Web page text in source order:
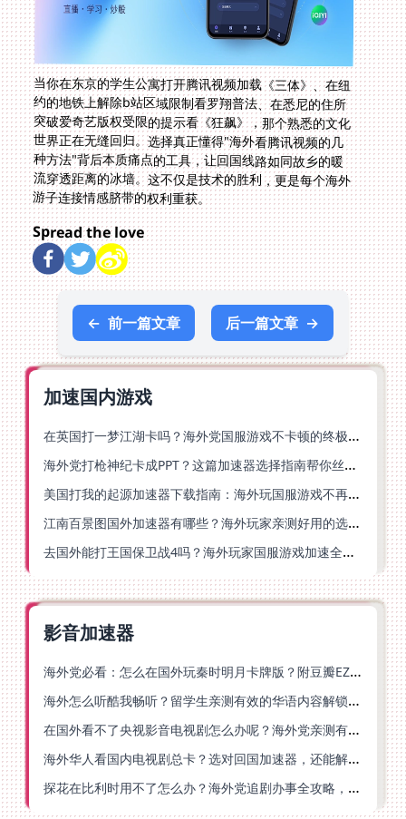
当你在东京的学生公寓打开腾讯视频加载《三体》、在纽
约的地铁上解除b站区域限制看罗翔普法、在悉尼的住所
突破爱奇艺版权受限的提示看《狂飙》，那个熟悉的文化
世界正在无缝回归。选择真正懂得"海外看腾讯视频的几
种方法"背后本质痛点的工具，让回国线路如同故乡的暖
流穿透距离的冰墙。这不仅是技术的胜利，更是每个海外
游子连接情感脐带的权利重获。
Spread the love
← 前一篇文章 后一篇文章 →
加速国内游戏
在英国打一梦江湖卡吗？海外党国服游戏不卡顿的终极解法
海外党打枪神纪卡成PPT？这篇加速器选择指南帮你丝滑上分
美国打我的起源加速器下载指南：海外玩国服游戏不再卡的终极方案
江南百景图国外加速器有哪些？海外玩家亲测好用的选择与避坑指南
去国外能打王国保卫战4吗？海外玩家国服游戏加速全攻略（附公主连结幻想江湖实测）
影音加速器
海外党必看：怎么在国外玩秦时明月卡牌版？附豆瓣EZCast地区限制破解法
海外怎么听酷我畅听？留学生亲测有效的华语内容解锁指南
在国外看不了央视影音电视剧怎么办呢？海外党亲测有效的回国加速方案
海外华人看国内电视剧总卡？选对回国加速器，还能解决菲律宾打不开反诈中心的问题
探花在比利时用不了怎么办？海外党追剧办事全攻略，选对加速器就够了